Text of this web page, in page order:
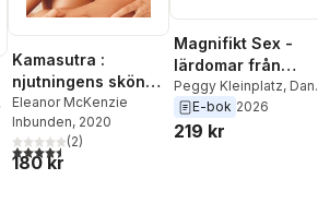
röster:
Kamasutra :
njutningens sköna
konst
Eleanor McKenzie
Inbunden, 2020
4,5utav 5 stjärnor. Totalt antal röster:
(2)
180 kr
Magnifikt Sex -
lärdomar från
extraordinära
älskare
Peggy Kleinplatz,
Menard
E-bok 2026
219 kr